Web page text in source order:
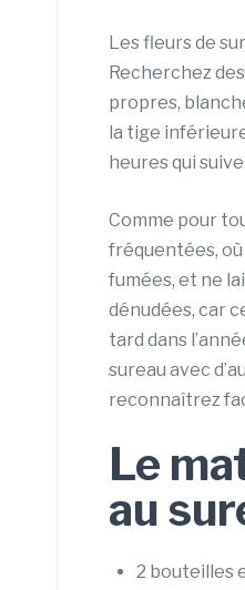
Les fleurs de
Recherchez
propres,
la tige
heures qui
Comme pour
fréquentées,
fumées, et ne
dénudées, car
tard dans
sureau avec
reconnaîtrez
Le
au
2 bouteilles